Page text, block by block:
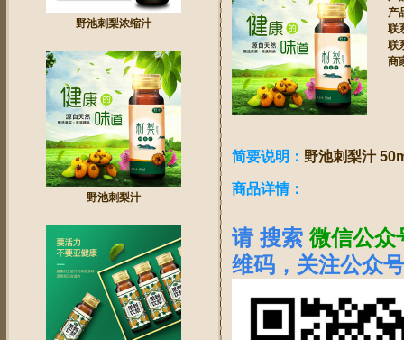
野池刺梨浓缩汁
野池刺梨汁
产
联
联
商
简要说明： 野池刺梨汁
商品详情：
请 搜索 微信公众
维码，关注公众